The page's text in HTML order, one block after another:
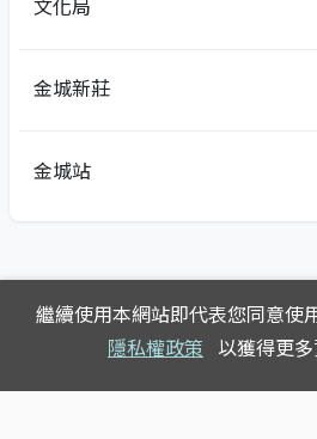
文化局
金城新莊
金城站
繼續使用本網站即代表您同意使
隱私權政策 以獲得更